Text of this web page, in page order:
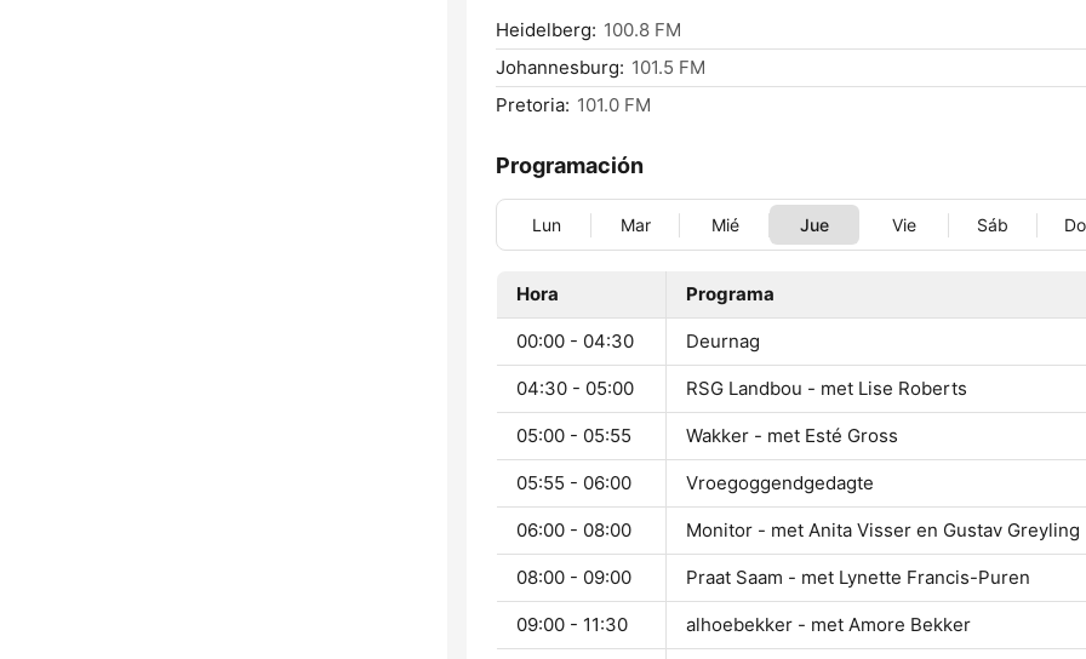
Heidelberg: 100.8 FM
Johannesburg: 101.5 FM
Pretoria: 101.0 FM
Programación
Lun Mar Mié Jue Vie Sáb
Hora Programa
00:00 - 04:30 Deurnag
04:30 - 05:00 RSG Landbou - met Lise Roberts
05:00 - 05:55 Wakker - met Esté Gross
05:55 - 06:00 Vroegoggendgedagte
06:00 - 08:00 Monitor - met Anita Visser en Gustav Greyling
08:00 - 09:00 Praat Saam - met Lynette Francis-Puren
09:00 - 11:30 alhoebekker - met Amore Bekker